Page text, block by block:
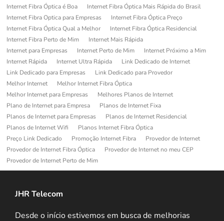
Internet Fibra Óptica é Boa
Internet Fibra Óptica Mais Rápida do Brasil
Internet Fibra Optica para Empresas
Internet Fibra Óptica Preço
Internet Fibra Óptica Qual a Melhor
Internet Fibra Óptica Residencial
Internet Fibra Perto de Mim
Internet Mais Rápida
Internet para Empresas
Internet Perto de Mim
Internet Próximo a Mim
Internet Rápida
Internet Ultra Rápida
Link Dedicado de Internet
Link Dedicado para Empresas
Link Dedicado para Provedor
Melhor Internet
Melhor Internet Fibra Óptica
Melhor Internet para Empresas
Melhores Planos de Internet
Plano de Internet para Empresa
Planos de Internet Fixa
Planos de Internet para Empresas
Planos de Internet Residencial
Planos de Internet Wifi
Planos Internet Fibra Óptica
Preço Link Dedicado
Promoção Internet Fibra
Provedor de Internet
Provedor de Internet Fibra Óptica
Provedor de Internet no meu CEP
Provedor de Internet Perto de Mim
JHR Telecom
Desde o início estivemos em busca de melhorias